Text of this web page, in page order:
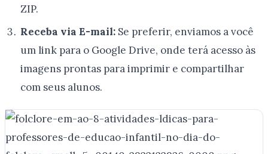
ZIP.
Receba via E-mail:Se preferir, enviamos a você
um link para o Google Drive, onde terá acesso às
imagens prontas para imprimir e compartilhar
com seus alunos.